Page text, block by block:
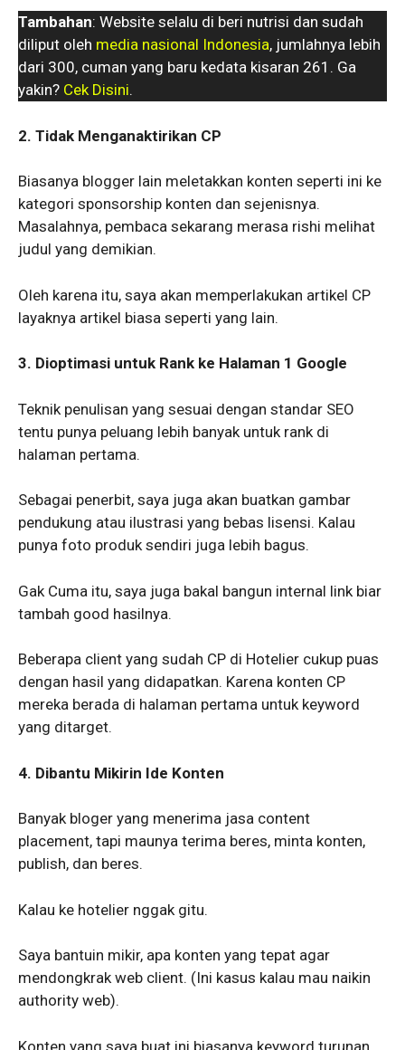
Tambahan: Website selalu di beri nutrisi dan sudah
diliput oleh media nasional Indonesia, jumlahnya lebih
dari 300, cuman yang baru kedata kisaran 261. Ga
yakin? Cek Disini.
2. Tidak Menganaktirikan CP
Biasanya blogger lain meletakkan konten seperti ini ke
kategori sponsorship konten dan sejenisnya.
Masalahnya, pembaca sekarang merasa rishi melihat
judul yang demikian.
Oleh karena itu, saya akan memperlakukan artikel CP
layaknya artikel biasa seperti yang lain.
3. Dioptimasi untuk Rank ke Halaman 1 Google
Teknik penulisan yang sesuai dengan standar SEO
tentu punya peluang lebih banyak untuk rank di
halaman pertama.
Sebagai penerbit, saya juga akan buatkan gambar
pendukung atau ilustrasi yang bebas lisensi. Kalau
punya foto produk sendiri juga lebih bagus.
Gak Cuma itu, saya juga bakal bangun internal link biar
tambah good hasilnya.
Beberapa client yang sudah CP di Hotelier cukup puas
dengan hasil yang didapatkan. Karena konten CP
mereka berada di halaman pertama untuk keyword
yang ditarget.
4. Dibantu Mikirin Ide Konten
Banyak bloger yang menerima jasa content
placement, tapi maunya terima beres, minta konten,
publish, dan beres.
Kalau ke hotelier nggak gitu.
Saya bantuin mikir, apa konten yang tepat agar
mendongkrak web client. (Ini kasus kalau mau naikin
authority web).
Konten yang saya buat ini biasanya keyword turunan